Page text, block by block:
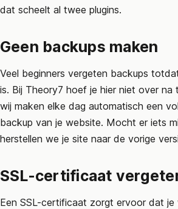
dat scheelt al twee plugins.
Geen backups maken
Veel beginners vergeten backups
is. Bij Theory7 hoef je hier niet over na
wij maken elke dag automatisch een
backup van je website. Mocht er iets
herstellen we je site naar de vorige
SSL-certificaat
Een SSL-certificaat zorgt ervoor dat je